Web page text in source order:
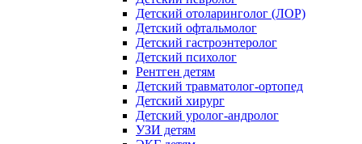
Детский отоларинголог (ЛОР)
Детский офтальмолог
Детский гастроэнтеролог
Детский психолог
Рентген детям
Детский травматолог-ортопед
Детский хирург
Детский уролог-андролог
УЗИ детям